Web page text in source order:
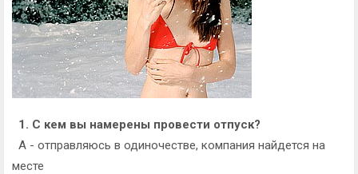
1. С кем вы намерены провести отпуск?
А - отправляюсь в одиночестве, компания найдется на
месте